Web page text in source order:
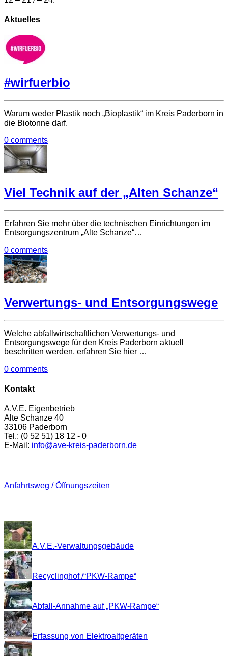
Aktuelles
#wirfuerbio
Warum weder Plastik noch „Bioplastik“ im Kreis Paderborn in
die Biotonne darf.
0 comments
Viel Technik auf der „Alten Schanze“
Erfahren Sie mehr über die technischen Einrichtungen im
Entsorgungszentrum „Alte Schanze“…
0 comments
Verwertungs- und Entsorgungswege
Welche abfallwirtschaftlichen Verwertungs- und
Entsorgungswege für den Kreis Paderborn aktuell
beschritten werden, erfahren Sie hier …
0 comments
Kontakt
A.V.E. Eigenbetrieb
Alte Schanze 40
33106 Paderborn
Tel.: (0 52 51) 18 12 - 0
E-Mail: info@ave-kreis-paderborn.de
Anfahrtsweg / Öffnungszeiten
A.V.E.-Verwaltungsgebäude
Recyclinghof /“PKW-Rampe“
Abfall-Annahme auf „PKW-Rampe“
Erfassung von Elektroaltgeräten